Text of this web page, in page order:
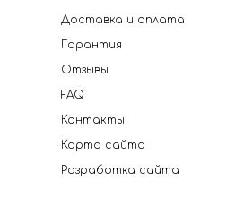
Доставка и оплата
Гарантия
Отзывы
FAQ
Контакты
Карта сайта
Разработка сайта